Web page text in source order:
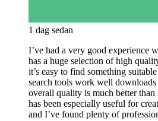
1 dag sedan
I’ve had a very good experience
has a huge selection of high
it’s easy to find something
search tools work well
overall quality is much better
has been especially useful for
and I’ve found plenty of